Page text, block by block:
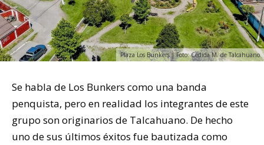
Plaza Los Bunkers | Foto: Cedida M. de Talcahuano
Se habla de Los Bunkers como una banda
penquista, pero en realidad los integrantes de este
grupo son originarios de Talcahuano. De hecho
uno de sus últimos éxitos fue bautizada como